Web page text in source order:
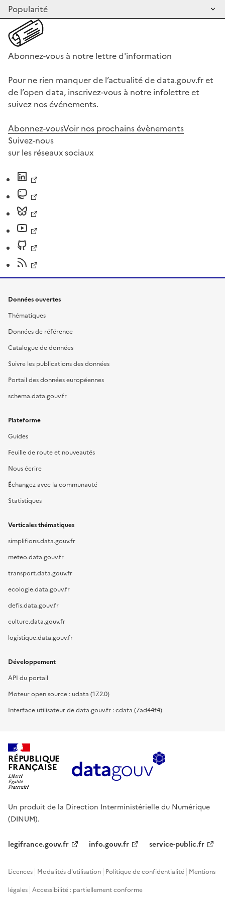
Abonnez-vous à notre lettre d'information
Pour ne rien manquer de l’actualité de data.gouv.fr et
de l’open data, inscrivez-vous à notre infolettre et
suivez nos événements.
Abonnez-vousVoir nos prochains évènements
Suivez-nous
sur les réseaux sociaux
Données ouvertes
Thématiques
Données de référence
Catalogue de données
Suivre les publications des données
Portail des données européennes
schema.data.gouv.fr
Plateforme
Guides
Feuille de route et nouveautés
Nous écrire
Échangez avec la communauté
Statistiques
Verticales thématiques
simplifions.data.gouv.fr
meteo.data.gouv.fr
transport.data.gouv.fr
ecologie.data.gouv.fr
defis.data.gouv.fr
culture.data.gouv.fr
logistique.data.gouv.fr
Développement
API du portail
Moteur open source : udata (17.2.0)
Interface utilisateur de data.gouv.fr : cdata (7ad44f4)
RÉPUBLIQUE
FRANÇAISE
Un produit de la Direction Interministérielle du Numérique
(DINUM).
legifrance.gouv.fr info.gouv.fr service-public.fr
Licences Modalités d'utilisation Politique de confidentialité Mentions
légales Accessibilité : partiellement conforme